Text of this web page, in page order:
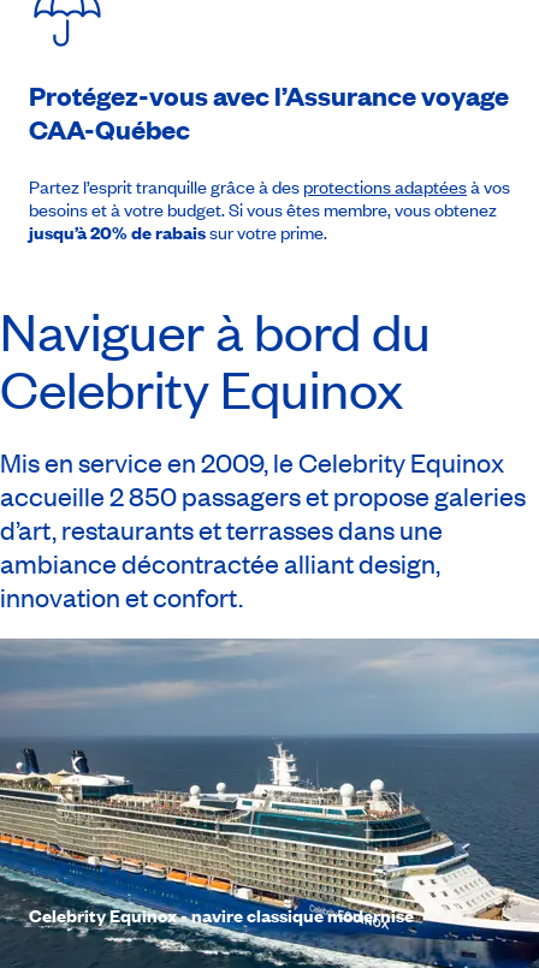
Protégez-vous avec l’Assurance voyage
CAA-Québec
Partez l’esprit tranquille grâce à desprotections adaptéesà vos
besoins et à votre budget. Si vous êtes membre, vous obtenez
jusqu’à 20% de rabaissur votre prime.
Naviguer à bord du
Celebrity Equinox
Mis en service en 2009, le Celebrity Equinox
accueille 2 850 passagers et propose galeries
d’art, restaurants et terrasses dans une
ambiance décontractée alliant design,
innovation et confort.
Celebrity Equinox - navire classique modernisé